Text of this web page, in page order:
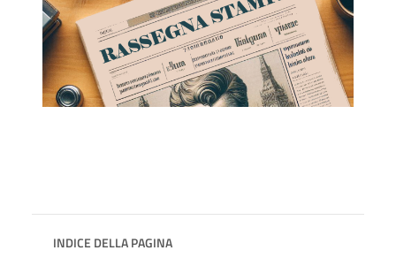
INDICE DELLA PAGINA